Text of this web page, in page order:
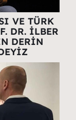
VE TÜRK
DR. İLBER
DERİN